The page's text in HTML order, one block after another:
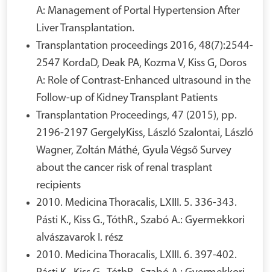
A: Management of Portal Hypertension After
Liver Transplantation.
Transplantation proceedings 2016, 48(7):2544-
2547 KordaD, Deak PA, Kozma V, Kiss G, Doros
A: Role of Contrast-Enhanced ultrasound in the
Follow-up of Kidney Transplant Patients
Transplantation Proceedings, 47 (2015), pp.
2196-2197 GergelyKiss, László Szalontai, László
Wagner, Zoltán Máthé, Gyula Végső Survey
about the cancer risk of renal trasplant
recipients
2010. Medicina Thoracalis, LXIII. 5. 336-343.
Pásti K., Kiss G., TóthR., Szabó A.: Gyermekkori
alvászavarok I. rész
2010. Medicina Thoracalis, LXIII. 6. 397-402.